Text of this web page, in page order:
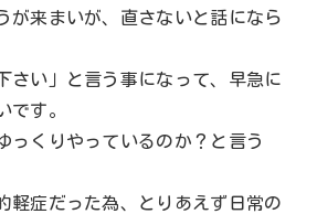
が来まいが、直さないと話になら
さい」と言う事になって、早急に
です。
っくりやっているのか？と言う
軽症だった為、とりあえず日常の